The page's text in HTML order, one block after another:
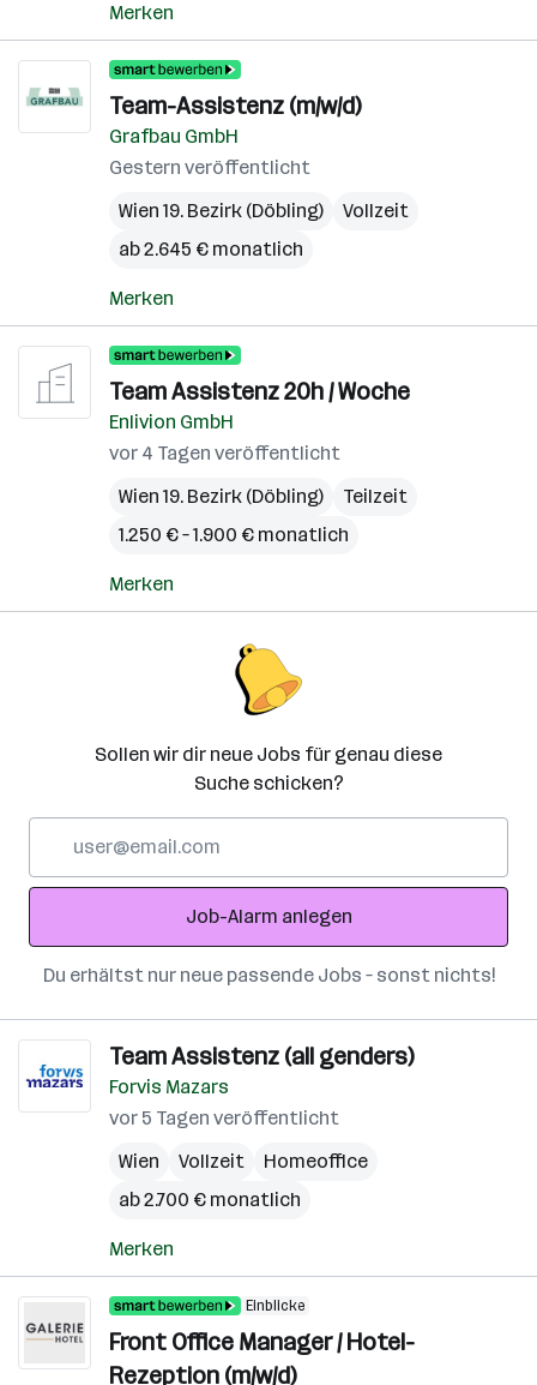
Merken
Team-Assistenz (m/w/d)
Grafbau GmbH
Gestern veröffentlicht
Wien 19. Bezirk (Döbling)
Vollzeit
ab 2.645 € monatlich
Merken
Team Assistenz 20h / Woche
Enlivion GmbH
vor 4 Tagen veröffentlicht
Wien 19. Bezirk (Döbling)
Teilzeit
1.250 € – 1.900 € monatlich
Merken
Sollen wir dir neue Jobs für genau diese
Suche schicken?
Adresse
Job-Alarm anlegen
Du erhältst nur neue passende Jobs – sonst nichts!
Team Assistenz (all genders)
Forvis Mazars
vor 5 Tagen veröffentlicht
Wien
Vollzeit
Homeoffice
ab 2.700 € monatlich
Merken
Einblicke
Front Office Manager / Hotel-
Rezeption (m/w/d)